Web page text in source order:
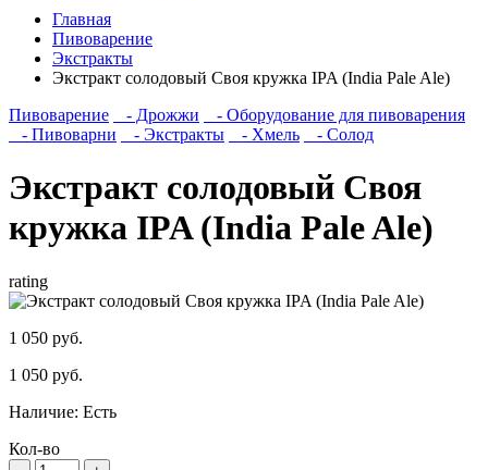
Главная
Пивоварение
Экстракты
Экстракт солодовый Своя кружка IPA (India Pale Ale)
Пивоварение
- Дрожжи
- Оборудование для пивоварения
- Пивоварни
- Экстракты - Хмель - Солод
Экстракт солодовый Своя
кружка IPA (India Pale Ale)
rating
1 050 руб.
1 050 руб.
Наличие: Есть
Кол-во